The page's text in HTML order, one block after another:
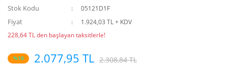
Stok Kodu 05121D1F
Fiyat
1.924,03 TL + KDV
228,64 TL den başlayan taksitlerle!
%10 2.077,95 TL 2.308,84 TL